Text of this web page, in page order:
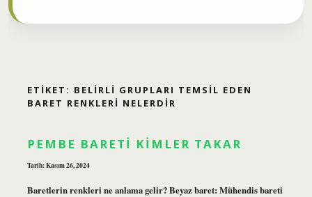
ETIKET: BELIRLI GRUPLARI TEMSIL EDEN
BARET RENKLERI NELERDIR
PEMBE BARETI KIMLER TAKAR
Tarih: Kasım 26, 2024
Baretlerin renkleri ne anlama gelir? Beyaz baret: Mühendis bareti